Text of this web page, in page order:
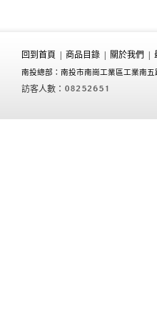
回到首頁 商品目錄 關於我們
南投總部：南投市南崗工業區工業南五
訪客人數：